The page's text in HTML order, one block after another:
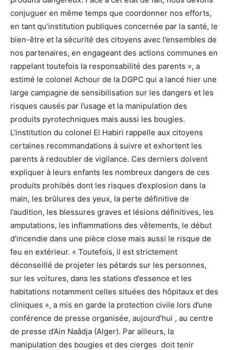
conjuguer en même temps que coordonner nos efforts,
en tant qu’institution publiques concernée par la santé, le
bien-être et la sécurité des citoyens avec l’ensembles de
nos partenaires, en engageant des actions communes en
rappelant toutefois la responsabilité des parents », a
estimé le colonel Achour de la DGPC qui a lancé hier une
large campagne de sensibilisation sur les dangers et les
risques causés par l’usage et la manipulation des
produits pyrotechniques mais aussi les bougies.
L’institution du colonel El Habiri rappelle aux citoyens
certaines recommandations à suivre et exhortent les
parents à redoubler de vigilance. Ces derniers doivent
expliquer à leurs enfants les nombreux dangers de ces
produits prohibés dont les risques d’explosion dans la
main, les brûlures des yeux, la perte définitive de
l’audition, les blessures graves et lésions définitives, les
amputations, les inflammations des vêtements, le début
d’incendie dans une pièce close mais aussi le risque de
feu en extérieur. « Toutefois, il est strictement
déconseillé de projeter les pétards sur les personnes,
sur les voitures, dans les stations d’essence et les
habitations notamment celles situées des hôpitaux et des
cliniques », a mis en garde la protection civile lors d’une
conférence de presse organisée, aujourd’hui , au centre
de presse d’Ain Naâdja (Alger). Par ailleurs, la
manipulation des bougies et des cierges doit tenir